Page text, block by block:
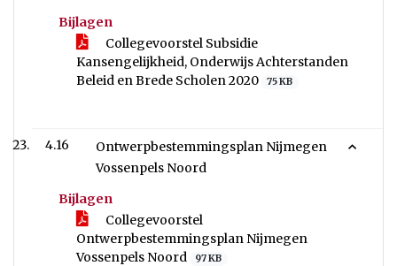
Bijlagen
Collegevoorstel Subsidie
Kansengelijkheid, Onderwijs Achterstanden
Beleid en Brede Scholen 2020
75 KB
4.16
Ontwerpbestemmingsplan Nijmegen
Vossenpels Noord
Bijlagen
Collegevoorstel
Ontwerpbestemmingsplan Nijmegen
Vossenpels Noord
97 KB